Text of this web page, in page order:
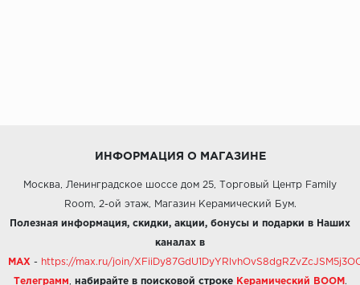
ИНФОРМАЦИЯ О МАГАЗИНЕ
Москва, Ленинградское шоссе дом 25, Торговый Центр Family
Room, 2-ой этаж, Магазин Керамический Бум.
Полезная информация, скидки, акции, бонусы и подарки в Наших
каналах в
MAX - https://max.ru/join/
Телеграмм набирайте в поисковой строке Керамический BOOM .